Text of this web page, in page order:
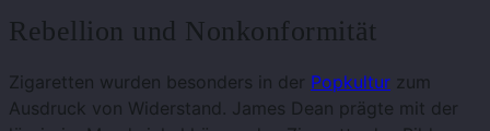
Rebellion und Nonkonformität
Zigaretten wurden besonders in der Popkultur zum
Ausdruck von Widerstand. James Dean prägte mit der